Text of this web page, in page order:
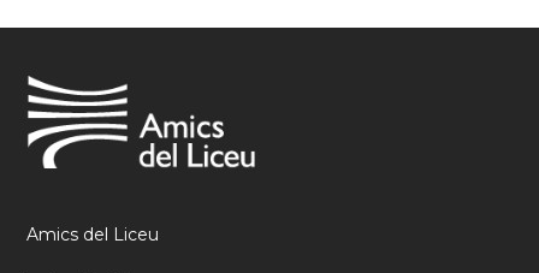
Amics del Liceu